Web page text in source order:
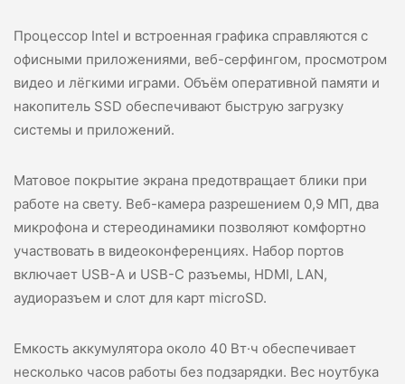
Процессор Intel и встроенная графика справляются с
офисными приложениями, веб-серфингом, просмотром
видео и лёгкими играми. Объём оперативной памяти и
накопитель SSD обеспечивают быструю загрузку
системы и приложений.
Матовое покрытие экрана предотвращает блики при
работе на свету. Веб-камера разрешением 0,9 МП, два
микрофона и стереодинамики позволяют комфортно
участвовать в видеоконференциях. Набор портов
включает USB-A и USB-C разъемы, HDMI, LAN,
аудиоразъем и слот для карт microSD.
Емкость аккумулятора около 40 Вт·ч обеспечивает
несколько часов работы без подзарядки. Вес ноутбука